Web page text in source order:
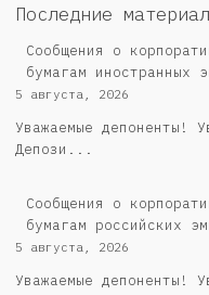
Последние
Сообщения о
бумагам иностранных
5 августа, 2026
Уважаемые депоненты!
Депози...
Cообщения о
бумагам российских
5 августа, 2026
Уважаемые депоненты!